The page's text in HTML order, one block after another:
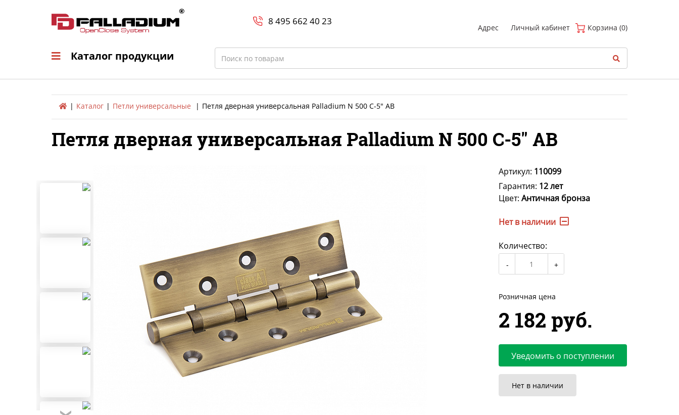
Каталог продукции 8 800-700-23-35
8 495 662 40 23
Адрес Личный кабинет Корзина (0)
Каталог продукции Search
Каталог Петли универсальные Петля дверная универсальная Palladium N 500 C-5" AB
Петля дверная универсальная Palladium N 500 C-5" AB
Артикул: 110099
Гарантия: 12 лет
Цвет: Античная бронза
Нет в наличии
Количество:
Розничная цена
2 182 руб.
Уведомить о поступлении
Нет в наличии